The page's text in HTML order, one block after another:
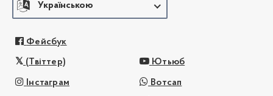
Українською
Фейсбук
(Твіттер) Ютьюб
Інстаграм Вотсап